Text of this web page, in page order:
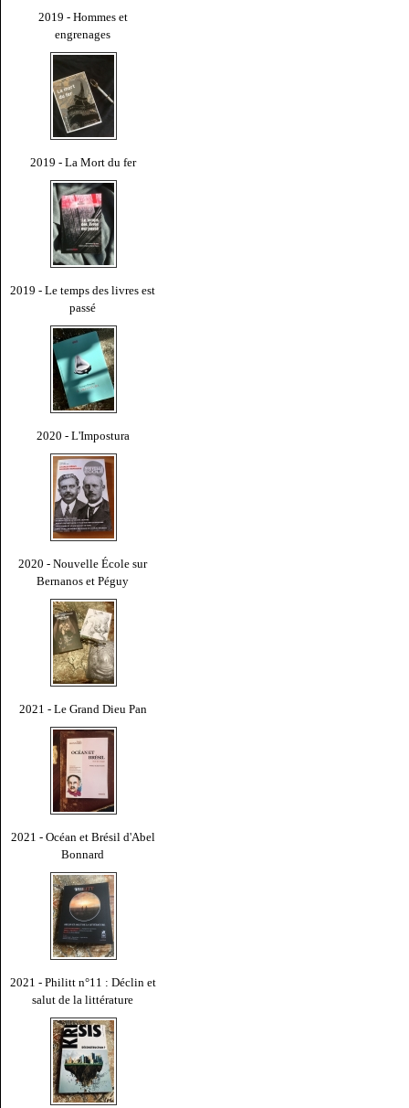
2019 - Hommes et
engrenages
2019 - La Mort du fer
2019 - Le temps des livres est
passé
2020 - L'Impostura
2020 - Nouvelle École sur
Bernanos et Péguy
2021 - Le Grand Dieu Pan
2021 - Océan et Brésil d'Abel
Bonnard
2021 - Philitt n°11 : Déclin et
salut de la littérature